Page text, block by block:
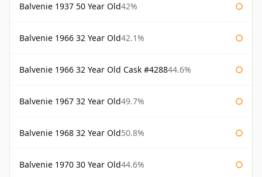
Balvenie 1937 50 Year Old42%
Balvenie 1966 32 Year Old42.1%
Balvenie 1966 32 Year Old Cask #428844.6%
Balvenie 1967 32 Year Old49.7%
Balvenie 1968 32 Year Old50.8%
Balvenie 1970 30 Year Old44.6%